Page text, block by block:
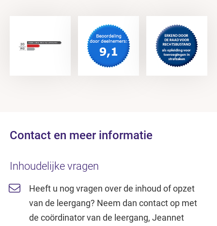
Contact en meer informatie
Inhoudelijke vragen
Heeft u nog vragen over de inhoud of opzet
van de leergang? Neem dan contact op met
de coördinator van de leergang, Jeannet